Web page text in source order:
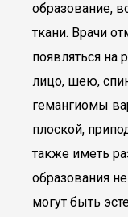
образование,
ткани. Врачи
появляться на
лицо, шею,
гемангиомы
плоской,
также иметь
образования
могут быть